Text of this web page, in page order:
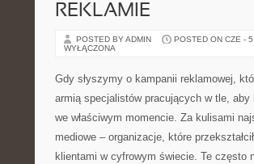
REKLAMIE
POSTED BY ADMIN POSTED ON CZE -
WYŁĄCZONA
Gdy słyszymy o kampanii reklamowej,
armią specjalistów pracujących w tle, aby
we właściwym momencie. Za kulisami
mediowe – organizacje, które
klientami w cyfrowym świecie. Te często